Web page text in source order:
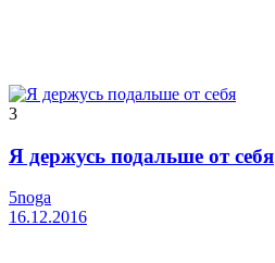
3
Я держусь подальше от себя
5noga
16.12.2016